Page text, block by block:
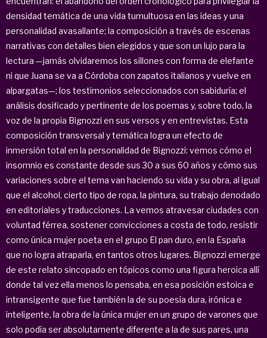
densidad temática de una vida tumultuosa en las ideas y una
personalidad avasallante; la composición a través de escenas
narrativas con detalles bien elegidos y que son un lujo para la
lectura —jamás olvidaremos los sillones con forma de elefante
ni que Juana se va a Córdoba con zapatos italianos y vuelve en
alpargatas—; los testimonios seleccionados con sabiduría; el
análisis dosificado y pertinente de los poemas y, sobre todo, la
voz de la propia Bignozzi en sus versos y en entrevistas. Esta
composición transversal y temática logra un efecto de
inmersión total en la personalidad de Bignozzi: vemos cómo el
insomnio es constante desde sus 30 a sus 60 años y cómo sus
variaciones sobre el tema van haciendo su vida y su obra, al igual
que el alcohol, cierto tipo de ropa, la pintura, su trabajo denodado
en editoriales y traducciones. La vemos atravesar ciudades con
voluntad férrea, sostener convicciones a costa de todo, resistir
como única mujer poeta en el grupo El pan duro, en la España
que no logra atraparla, en tantos otros lugares. Bignozzi emerge
de este relato sincopado en tópicos como una figura heroica allí
donde tal vez ella menos lo pensaba, en esa posición estoica e
intransigente que fue también la de su poesía dura, irónica e
inteligente, la obra de la única mujer en un grupo de varones que
solo podía ser absolutamente diferente a la de sus pares, una